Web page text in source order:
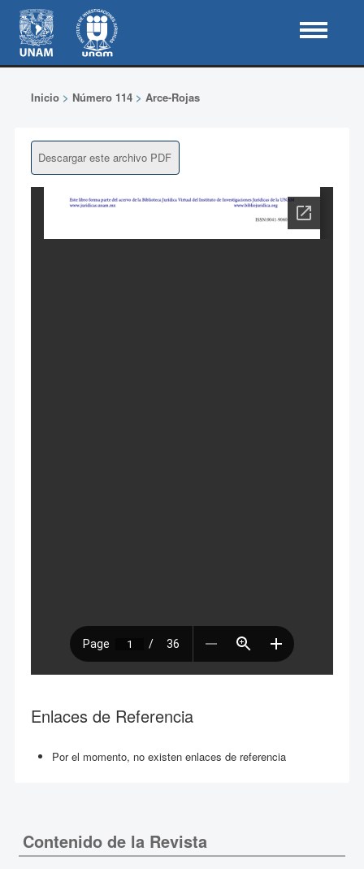
Inicio> Número 114> Arce-Rojas
Descargar este archivo PDF
Enlaces de Referencia
Por el momento, no existen enlaces de referencia
Contenido de la Revista